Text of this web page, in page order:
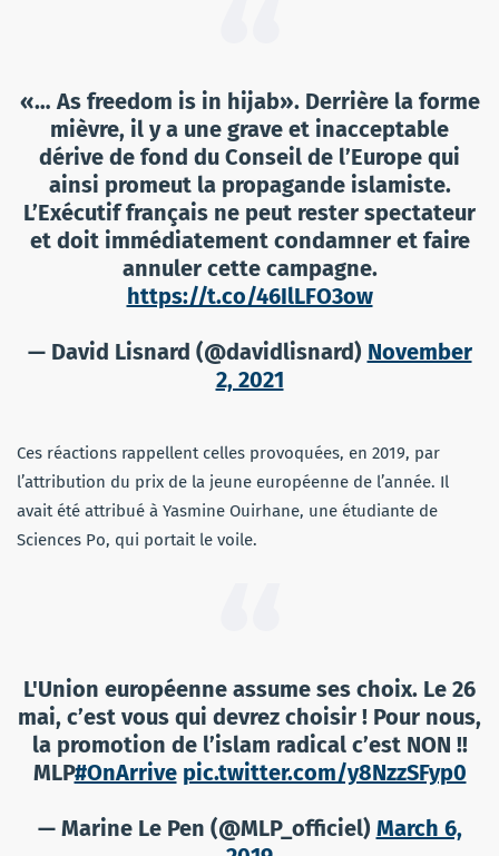
«… As freedom is in hijab». Derrière la forme
mièvre, il y a une grave et inacceptable
dérive de fond du Conseil de l’Europe qui
ainsi promeut la propagande islamiste.
L’Exécutif français ne peut rester spectateur
et doit immédiatement condamner et faire
annuler cette campagne.
https://t.co/46IlLFO3ow
— David Lisnard (@davidlisnard) November
2, 2021
Ces réactions rappellent celles provoquées, en 2019, par
l’attribution du prix de la jeune européenne de l’année. Il
avait été attribué à Yasmine Ouirhane, une étudiante de
Sciences Po, qui portait le voile.
L'Union européenne assume ses choix. Le 26
mai, c’est vous qui devrez choisir ! Pour nous,
la promotion de l’islam radical c’est NON !!
MLP#OnArrive pic.twitter.com/y8NzzSFyp0
— Marine Le Pen (@MLP_officiel) March 6,